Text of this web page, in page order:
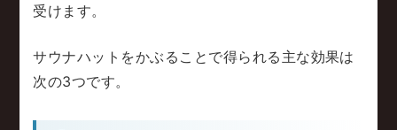
受けます。
サウナハットをかぶることで得られる主な効果は
次の3つです。